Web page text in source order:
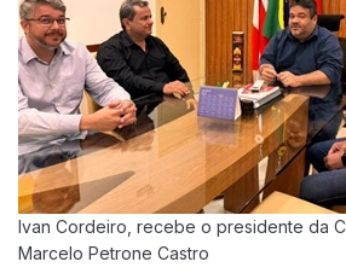
Ivan Cordeiro, recebe o presidente da
Marcelo Petrone Castro